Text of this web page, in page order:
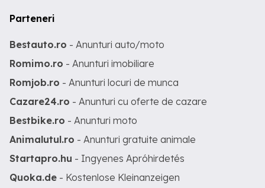
Parteneri
Bestauto.ro - Anunturi auto/moto
Romimo.ro - Anunturi imobiliare
Romjob.ro - Anunturi locuri de munca
Cazare24.ro - Anunturi cu oferte de cazare
Bestbike.ro - Anunturi moto
Animalutul.ro - Anunturi gratuite animale
Startapro.hu - Ingyenes Apróhirdetés
Quoka.de - Kostenlose Kleinanzeigen